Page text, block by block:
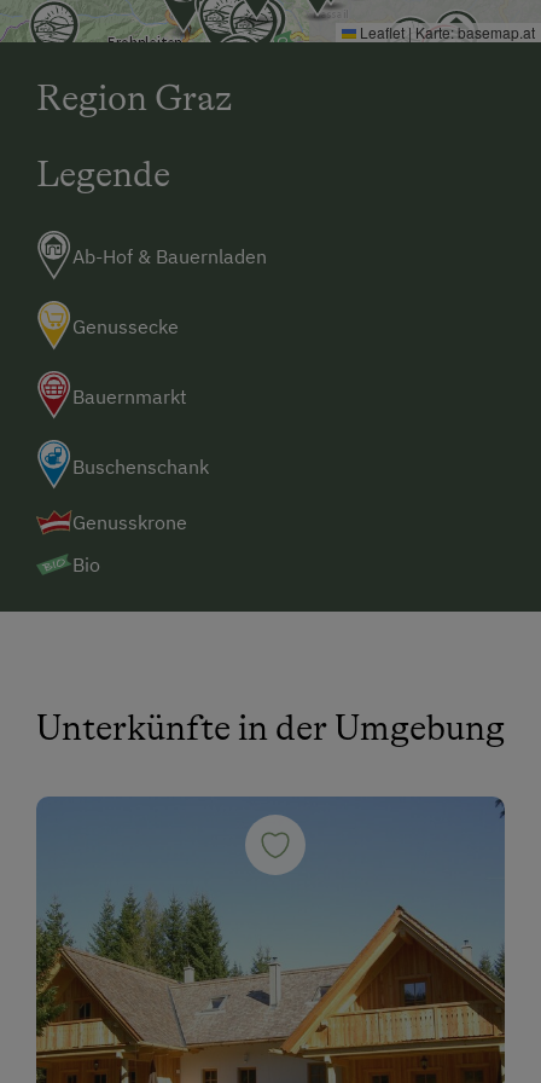
Leaflet | Karte:basemap.at
Region Graz
Legende
Ab-Hof & Bauernladen
Genussecke
Bauernmarkt
Buschenschank
Genusskrone
Bio
Unterkünfte in der Umgebung